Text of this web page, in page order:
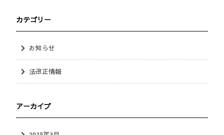
カテゴリー
お知らせ
法改正情報
アーカイブ